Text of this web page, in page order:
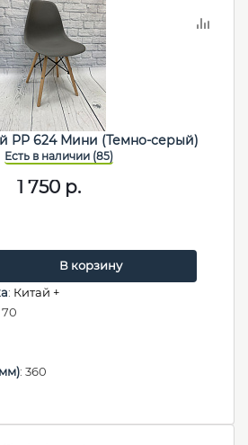
PP 624 Мини (Темно-серый)
1 750р.
В корзину
: Китай +
70
: 360